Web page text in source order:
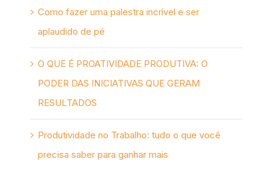
Como fazer uma palestra incrível e ser
aplaudido de pé
O QUE É PROATIVIDADE PRODUTIVA: O
PODER DAS INICIATIVAS QUE GERAM
RESULTADOS
Produtividade no Trabalho: tudo o que você
precisa saber para ganhar mais